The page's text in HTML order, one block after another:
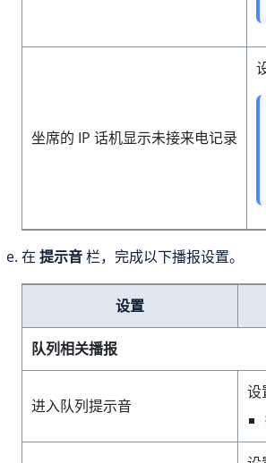
坐席的 IP 话机显示未接来电记录
在 提示音栏，完成以下播报设置。
设置
队列相关播报
进入队列提示音
设